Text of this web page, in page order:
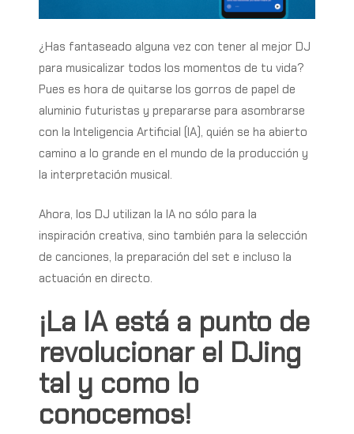
¿Has fantaseado alguna vez con tener al mejor DJ
para musicalizar todos los momentos de tu vida?
Pues es hora de quitarse los gorros de papel de
aluminio futuristas y prepararse para asombrarse
con la Inteligencia Artificial (IA), quién se ha abierto
camino a lo grande en el mundo de la producción y
la interpretación musical.
Ahora, los DJ utilizan la IA no sólo para la
inspiración creativa, sino también para la selección
de canciones, la preparación del set e incluso la
actuación en directo.
¡La IA está a punto de
revolucionar el DJing
tal y como lo
conocemos!